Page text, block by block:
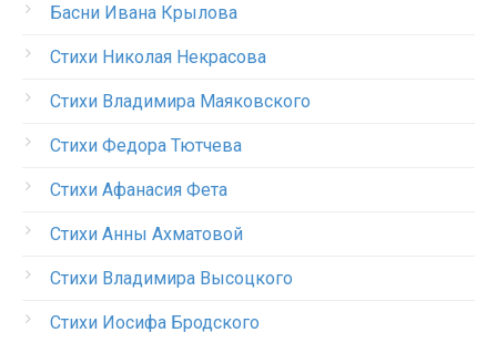
Басни Ивана Крылова
Стихи Николая Некрасова
Стихи Владимира Маяковского
Стихи Федора Тютчева
Стихи Афанасия Фета
Стихи Анны Ахматовой
Стихи Владимира Высоцкого
Стихи Иосифа Бродского